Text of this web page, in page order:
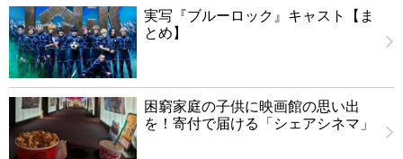
実写『ブルーロック』キャスト【ま
とめ】
困窮家庭の子供に映画館の思い出
を！寄付で届ける「シェアシネマ」